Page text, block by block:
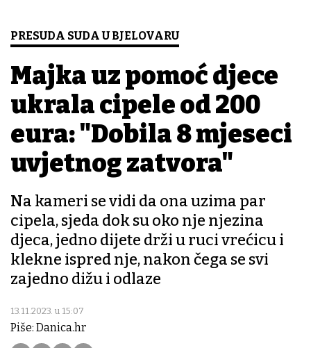
PRESUDA SUDA U BJELOVARU
Majka uz pomoć djece
ukrala cipele od 200
eura: "Dobila 8 mjeseci
uvjetnog zatvora"
Na kameri se vidi da ona uzima par
cipela, sjeda dok su oko nje njezina
djeca, jedno dijete drži u ruci vrećicu i
klekne ispred nje, nakon čega se svi
zajedno dižu i odlaze
13.11.2023. u 15:07
Piše: Danica.hr